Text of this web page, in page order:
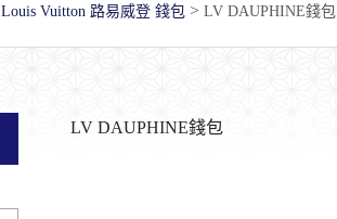
Louis Vuitton 路易威登 錢包 > LV DAUPHINE錢包
LV DAUPHINE錢包